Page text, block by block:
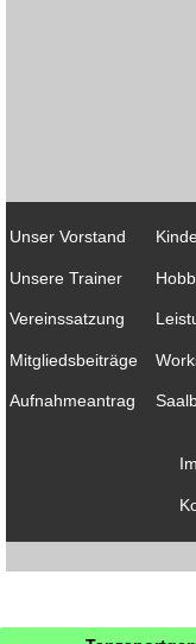
Unser Vorstand
Unsere Trainer
Vereinssatzung
Mitgliedsbeiträge
Aufnahmeantrag